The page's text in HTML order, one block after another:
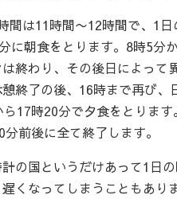
間は11時間〜12時間で、1
に朝食をとります。8時5分
終わり、その後日によっ
憩終了の後、16時まで再び
ら17時20分で夕食をとりま
分前後に全て終了します。
の国というだけあって1日
くなってしまうこともあり